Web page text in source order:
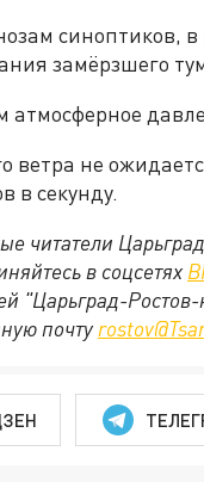
синоптиков,
замёрзшего
атмосферное
ветра не
в секунду.
читатели
в соцсетях
"Царьград-
почту